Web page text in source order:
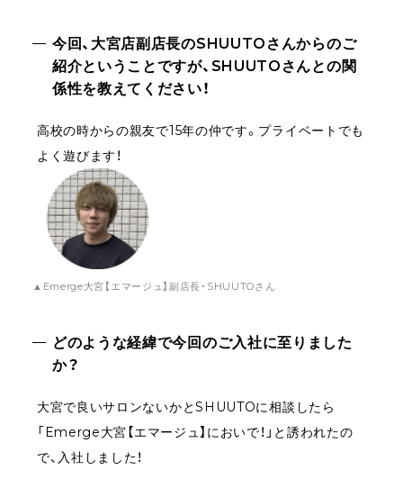
今回、大宮店副店長のSHUUTOさんからのご
紹介ということですが、SHUUTOさんとの関
係性を教えてください！
高校の時からの親友で15年の仲です。プライベートでも
よく遊びます！
▲Emerge大宮【エマージュ】副店長・SHUUTOさん
どのような経緯で今回のご入社に至りました
か？
大宮で良いサロンないかとSHUUTOに相談したら
「Emerge大宮【エマージュ】においで！」と誘われたの
で、入社しました！